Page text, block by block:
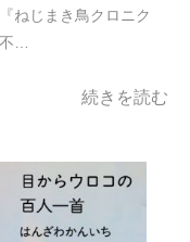
ねじまき鳥クロニク
不…
続きを読む